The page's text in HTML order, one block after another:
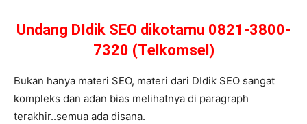
Undang DIdik SEO dikotamu 0821-3800-
7320 (Telkomsel)
Bukan hanya materi SEO, materi dari DIdik SEO sangat
kompleks dan adan bias melihatnya di paragraph
terakhir..semua ada disana.